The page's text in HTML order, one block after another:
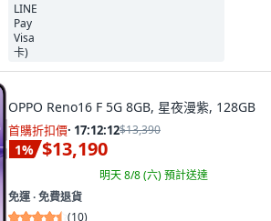
OPPO Reno16 F 5G 8GB, 星夜漫紫, 128GB
首購折扣價· 17:12:11$13,390
1% $13,190
明天 8/8 (六)預計送達
免運 ∙ 免費退貨
(10)